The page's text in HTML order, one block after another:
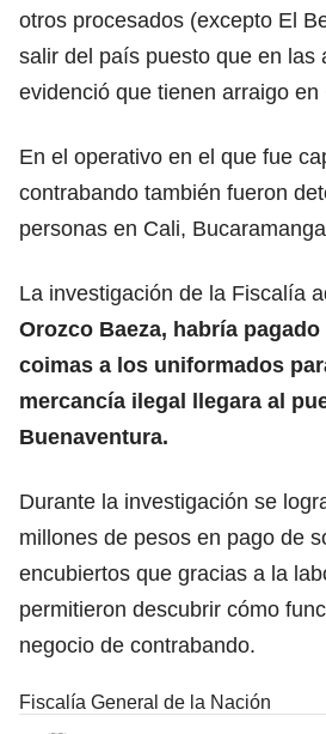
otros procesados (excepto El
salir del país puesto que en las
evidenció que tienen arraigo en
En el operativo en el que fue
contrabando también fueron
personas en Cali,
La investigación de la Fiscalía
Orozco Baeza, habría
coimas a los uniformados
mercancía ilegal llegara al
Buenaventura.
Durante la investigación se
millones de pesos en pago de
encubiertos que gracias a la
permitieron descubrir cómo
negocio de contrabando.
Fiscalía General de la Nación